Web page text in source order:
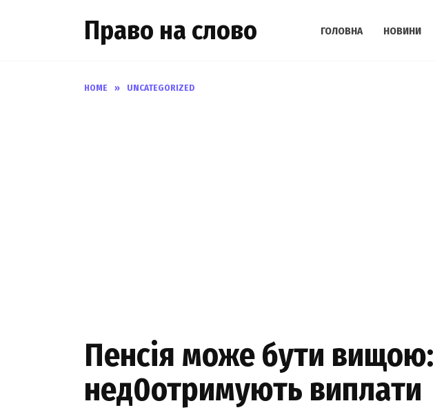
Право на слово ГОЛОВНА НОВИНИ
HOME » UNCATEGORIZED
Пенсія може бути вищою:
нед0отримують виплати